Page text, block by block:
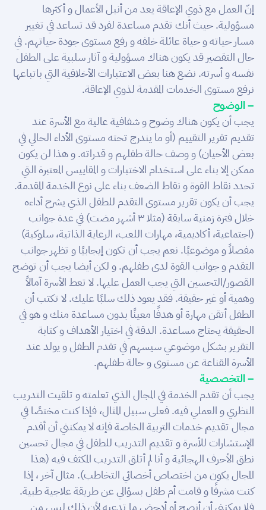
إنّ العمل مع ذوي الإعاقة يعد من أنبل الأعمال و أكثرها
مسؤولية. حيث أنك تقدم مساعدة لفرد قد تساعد في تغيير
مسار حياته و حياة عائلة خلفه و رفع مستوى جودة حياتهم. في
حال التقصير قد يكون هناك مسؤولية و آثار سلبية على الطفل
نفسه و أسرته. نضع هنا بعض الاعتبارات الأخلاقية التي باتباعها
نرفع مستوى الخدمات المقدمة لذوي الإعاقة.
– الوضوح
يجب أن يكون هناك وضوح و شفافية عالية مع الأسرة عند
تقديم تقرير التقييم (أو ما يندرج تحته مستوى الأداء الحالي في
بعض الأحيان) و وصف حالة طفلهم و قدراته. و هذا لن يكون
ممكن إلا بناء على استخدام الاختبارات و المقاييس المعتبرة التي
تحدد نقاط القوة و نقاط الضعف بناء على نوع الخدمة المقدمة.
يجب أن يكون تقرير مستوى التقدم للطفل الذي يشرح أداءه
خلال فترة زمنية سابقة (مثلا ٣ أشهر مضت) في عدة جوانب
(اجتماعية، أكاديمية، مهارات اللعب، الرعاية الذاتية، سلوكية)
مفصلاً و موضوعيًا. نعم يجب أن تكون إيجابيًا و تظهر جوانب
التقدم و جوانب القوة لدى طفلهم. و لكن أيضا يجب أن توضح
القصور/التحسين التي يجب العمل عليها. لا تعط الأسرة آمالاً
وهمية أو غير حقيقة. فقد يعود ذلك سلبًا عليك. لا تكتب أن
الطفل أتقن مهارة أو هدفًا معينًا بدون مساعدة منك و هو في
الحقيقة يحتاج مساعدة. الدقة في اختيار الأهداف و كتابة
التقرير بشكل موضوعي سيسهم في تقدم الطفل و يولد عند
الأسرة القناعة عن مستوى و حالة طفلهم.
– التخصصية
يجب أن تقدم الخدمة في المجال الذي تعلمته و تلقيت التدريب
النظري و العملي فيه. فعلى سبيل المثال، فإذا كنت مختصًا في
مجال تقديم خدمات التربية الخاصة فإنه لا يمكنني أن أقدم
الإستشارات للأسرة و تقديم التدريب للطفل في مجال تحسين
نطق الأحرف الهجائية و أنا لم أتلق التدريب المكثف فيه (هذا
المجال يكون من اختصاص أخصائي التخاطب). مثال آخر ، إذا
كنت مشرفًا و قامت أم طفل بسؤالي عن طريقة علاجية طبية.
فلا يمكنني أن أنصح أو أدحض ما تدعيه لأن ذلك ليس من